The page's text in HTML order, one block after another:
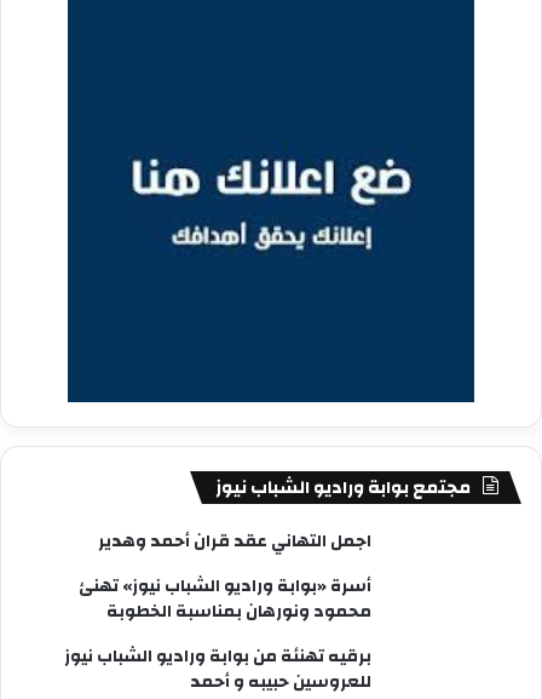
مجتمع بوابة وراديو الشباب نيوز
اجمل التهاني عقد قران أحمد وهدير
أسرة «بوابة وراديو الشباب نيوز» تهنئ
محمود ونورهان بمناسبة الخطوبة
برقيه تهنئة من بوابة وراديو الشباب نيوز
للعروسين حبيبه و أحمد